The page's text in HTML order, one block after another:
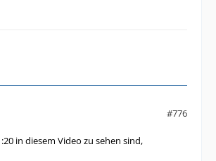
#776
in diesem Video zu sehen sind,